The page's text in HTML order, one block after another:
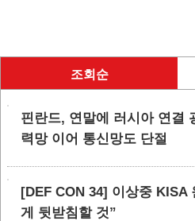
조회순
핀란드, 연말에 러시아 연결
력망 이어 통신망도 단절
[DEF CON 34] 이상중 KISA
게 뒷받침할 것”